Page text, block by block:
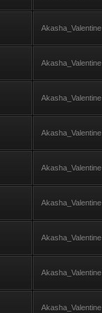
Akasha_Valentine
Akasha_Valentine
Akasha_Valentine
Akasha_Valentine
Akasha_Valentine
Akasha_Valentine
Akasha_Valentine
Akasha_Valentine
Akasha_Valentine